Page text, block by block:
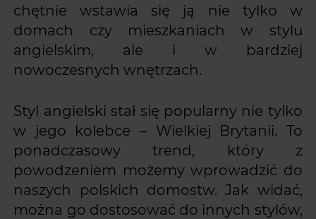
chętnie wstawia się ją nie tylko w
domach czy mieszkaniach w stylu
angielskim, ale i w bardziej
nowoczesnych wnętrzach.
Styl angielski stał się popularny nie tylko
w jego kolebce – Wielkiej Brytanii. To
ponadczasowy trend, który z
powodzeniem możemy wprowadzić do
naszych polskich domostw. Jak widać,
można go dostosować do innych stylów,